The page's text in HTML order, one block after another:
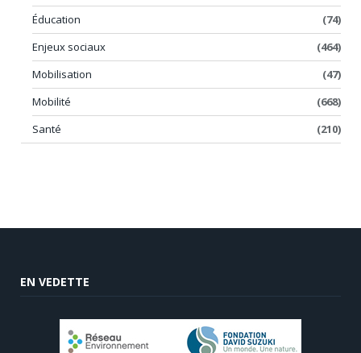
Éducation
(74)
Enjeux sociaux
(464)
Mobilisation
(47)
Mobilité
(668)
Santé
(210)
EN VEDETTE